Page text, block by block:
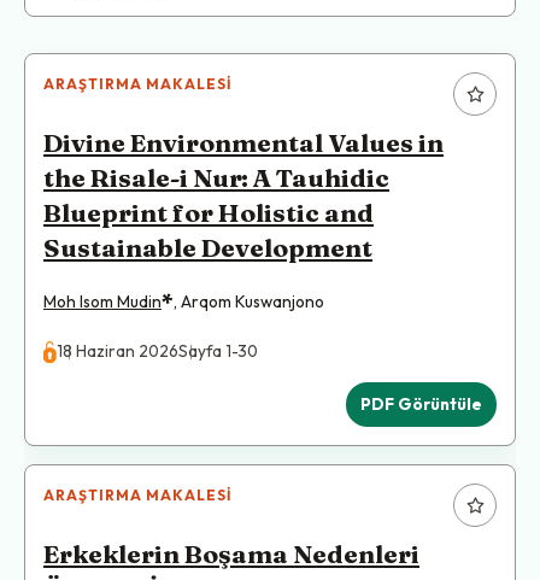
ARAŞTIRMA MAKALESI
Divine Environmental Values in
the Risale-i Nur: A Tauhidic
Blueprint for Holistic and
Sustainable Development
Moh Isom Mudin*, Arqom Kuswanjono
18 Haziran 2026Sayfa 1-30
PDF Görüntüle
ARAŞTIRMA MAKALESI
Erkeklerin Boşama Nedenleri